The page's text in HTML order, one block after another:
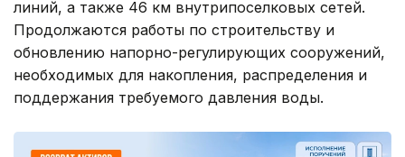
линий, а также 46 км внутрипоселковых сетей.
Продолжаются работы по строительству и
обновлению напорно-регулирующих сооружений,
необходимых для накопления, распределения и
поддержания требуемого давления воды.